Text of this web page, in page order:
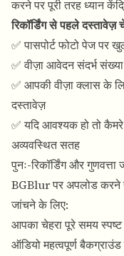
करने पर पूरी तरह ध्यान
रिकॉर्डिंग से पहले दस्तावेज़
✅ पासपोर्ट फोटो पेज पर
✅ वीज़ा आवेदन संदर्भ
✅ आपकी वीज़ा क्लास के
दस्तावेज़
✅ यदि आवश्यक हो तो
अव्यवस्थित सतह
पुनः-रिकॉर्डिंग और गुणवत्ता
BGBlurपर अपलोड करने
जांचने के लिए:
आपका चेहरा पूरे समय
ऑडियो महत्वपूर्ण बैकग्राउंड